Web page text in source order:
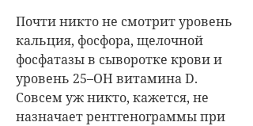
Почти никто не смотрит уровень
кальция, фосфора, щелочной
фосфатазы в сыворотке крови и
уровень 25–OH витамина D.
Совсем уж никто, кажется, не
назначает рентгенограммы при